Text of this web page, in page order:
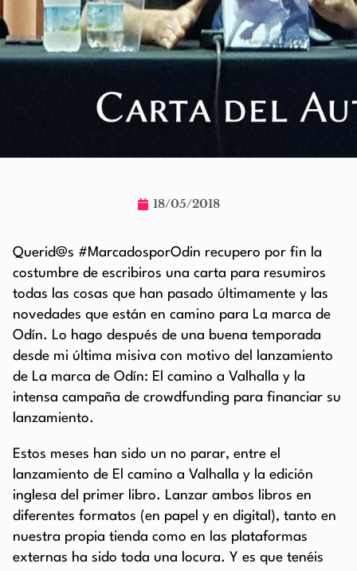
18/05/2018
Querid@s #MarcadosporOdin recupero por fin la
costumbre de escribiros una carta para resumiros
todas las cosas que han pasado últimamente y las
novedades que están en camino para La marca de
Odín. Lo hago después de una buena temporada
desde mi última misiva con motivo del lanzamiento
de La marca de Odín: El camino a Valhalla y la
intensa campaña de crowdfunding para financiar su
lanzamiento.
Estos meses han sido un no parar, entre el
lanzamiento de El camino a Valhalla y la edición
inglesa del primer libro. Lanzar ambos libros en
diferentes formatos (en papel y en digital), tanto en
nuestra propia tienda como en las plataformas
externas ha sido toda una locura. Y es que tenéis